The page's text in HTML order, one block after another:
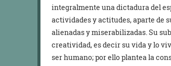
integralmente una dictadura del
actividades y actitudes, aparte de
alienadas y miserabilizadas. Su
creatividad, es decir su vida y lo
ser humano; por ello plantea la